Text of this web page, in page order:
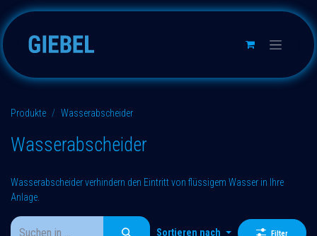
Zum Inhalt springen
Produkte Wasserabscheider
Wasserabscheider
Wasserabscheider verhindern den Eintritt von flüssigem Wasser in Ihre
Anlage.
Sortieren nach Filter